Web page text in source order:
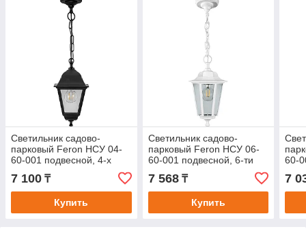
Светильник садово-
парковый Feron НСУ 04-
60-001 подвесной, 4-х
гранник 60W E27 230V,
черный
7 100 ₸
Купить
Светильник садово-
парковый Feron НСУ 06-
60-001 подвесной, 6-ти
гранник 60W E27 230V,
белый
7 568₸
Купить
60-
7